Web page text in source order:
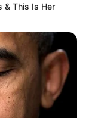
& This Is Her